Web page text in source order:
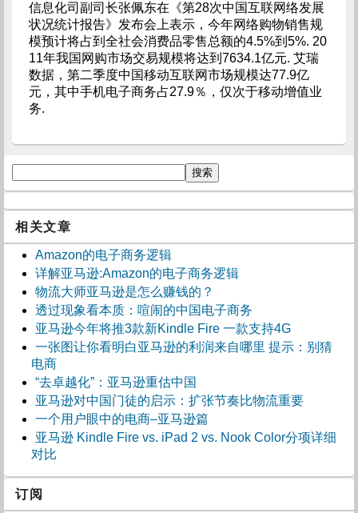
信息化司副司长张佩东在《第28次中国互联网络发展
状况统计报告》发布会上表示，今年网络购物销售规
模预计将占到全社会消费品零售总额的4.5%到5%. 20
11年我国网购市场交易规模将达到7634.1亿元. 艾瑞
数据，第二季度中国移动互联网市场规模达77.9亿
元，其中手机电子商务占27.9％，仅次于移动增值业
务.
相关文章
Amazon的电子商务逻辑
详解亚马逊:Amazon的电子商务逻辑
物流大师亚马逊是怎么赚钱的？
透过现象看本质：喧闹的中国电子商务
亚马逊今年将推3款新Kindle Fire 一款支持4G
一张图让你看明白亚马逊的利润来自哪里 提示：别猜
电商
“去卓越化”：亚马逊重估中国
亚马逊对中国门徒的启示：扩张节奏比物流重要
一个用户眼中的电商–亚马逊篇
亚马逊 Kindle Fire vs. iPad 2 vs. Nook Color分项详细
对比
订阅